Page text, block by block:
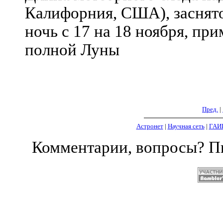
Калифорния, США),
ночь с 17 на 18 ноября,
полной Луны
Пред. |
Астронет| Научная сеть|
Комментарии, вопросы?